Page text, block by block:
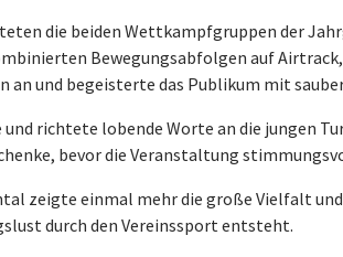
die beiden Wettkampfgruppen der
Bewegungsabfolgen auf
an und begeisterte das Publikum mit
richtete lobende Worte an die jungen
bevor die Veranstaltung
zeigte einmal mehr die große Vielfalt
durch den Vereinssport entsteht.